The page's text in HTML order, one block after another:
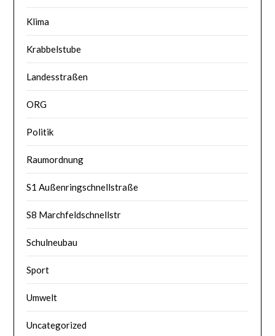
Klima
Krabbelstube
Landesstraßen
ORG
Politik
Raumordnung
S1 Außenringschnellstraße
S8 Marchfeldschnellstr
Schulneubau
Sport
Umwelt
Uncategorized